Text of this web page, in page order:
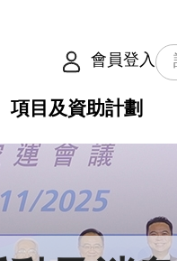
會員登入
項目及資助計劃